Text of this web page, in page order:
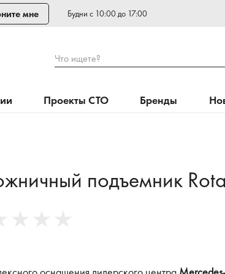
мне Будни с 10:00 до 17:00
Что ищете?
Проекты СТО Бренды
подъемник